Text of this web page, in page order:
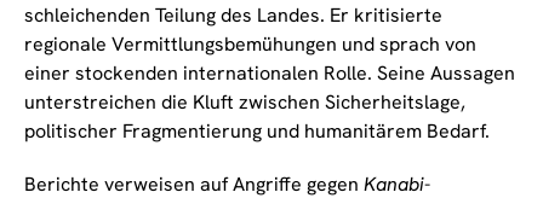
schleichenden Teilung des Landes. Er kritisierte
regionale Vermittlungsbemühungen und sprach von
einer stockenden internationalen Rolle. Seine Aussagen
unterstreichen die Kluft zwischen Sicherheitslage,
politischer Fragmentierung und humanitärem Bedarf.
Berichte verweisen auf Angriffe gegen Kanabi-